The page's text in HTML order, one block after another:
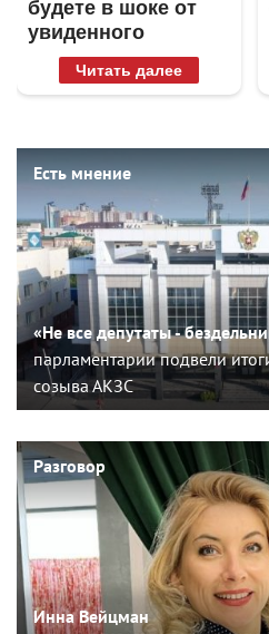
будете в шоке от
увиденного
Читать далее
Есть мнение
«Не все депутаты -
парламентарии подвели
созыва АКЗС
Разговор
Инна Вейцман